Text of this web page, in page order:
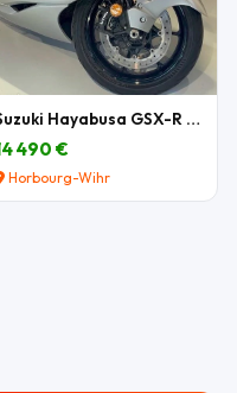
Suzuki Hayabusa GSX-R 1300
490 €
Horbourg-Wihr